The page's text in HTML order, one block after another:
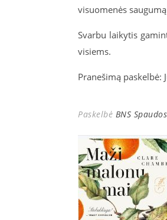
visuomenės
Svarbu laikytis
visiems.
Pranešimą paskelbė:
Paskelbė BNS